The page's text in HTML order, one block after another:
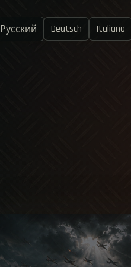
Русский Deutsch Italiano